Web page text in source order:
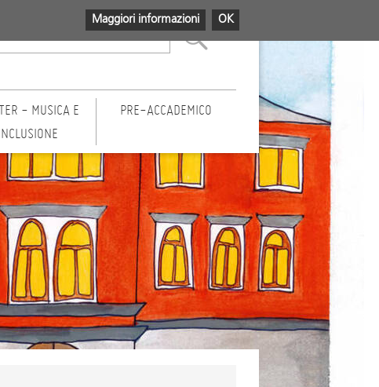
- MUSICA E
PRE-ACCADEMICO
Maggiori informazioni OK